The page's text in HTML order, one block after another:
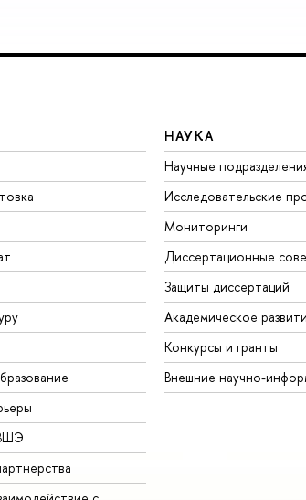
НАУКА
Научные
Исследовательские
Мониторинги
Диссертационные
Защиты диссертаций
Академическое
Конкурсы и гранты
Внешние научно-